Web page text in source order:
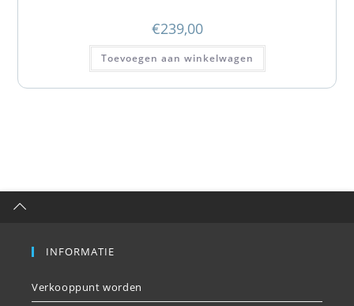
€239,00
Toevoegen aan winkelwagen
INFORMATIE
Verkooppunt worden